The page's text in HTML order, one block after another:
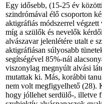
Egy idősebb, (15-25 év
szindrómával élő csoporton
aktigráfiás módszerrel
míg a szülők és nevelők
alvászavar jelenlétére utalt e
aktigráfiásan súlyosabb
segítségével 85%-nál
viszonylag megnyúlt alvási
mutattak ki. Más, korábbi
nem volt megfigyelhető (28).
hogy jóllehet serdülő-, illetve